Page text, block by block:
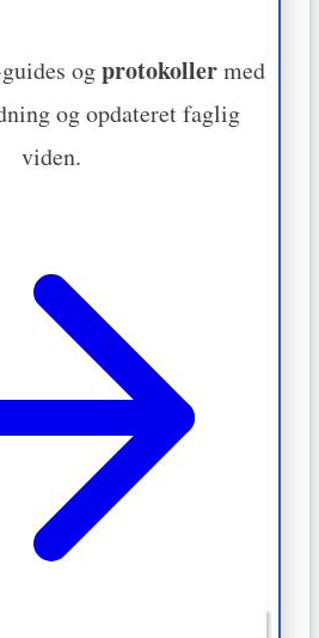
ogprotokollermed
og opdateret faglig
viden.